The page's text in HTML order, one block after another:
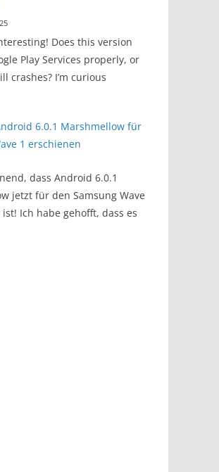
Does this version
Play Services properly, or
crashes? I’m curious
6.0.1 Marshmellow für
1 erschienen
dass Android 6.0.1
jetzt für den Samsung Wave
Ich habe gehofft, dass es